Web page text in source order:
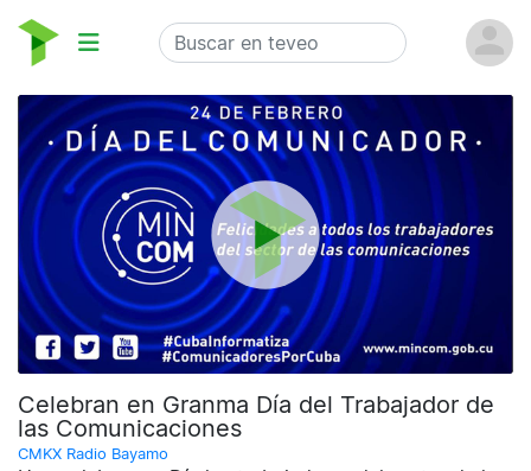
Celebran en Granma Día del Trabajador de
las Comunicaciones
CMKX Radio Bayamo